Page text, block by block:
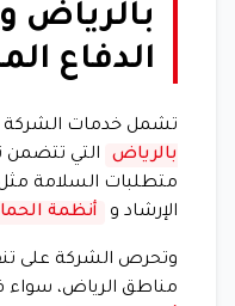
بالرياض
الدفاع
تشمل خدمات الشركة
بالرياض
التي تتضمن
متطلبات السلامة
الإرشاد و
أنظمة
وتحرص الشركة على
مناطق الرياض، سواء